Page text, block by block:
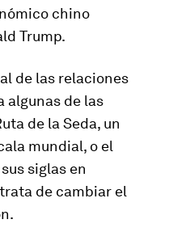
chino
Trump.
de las relaciones
algunas de las
de la Seda, un
mundial, o el
siglas en
de cambiar el